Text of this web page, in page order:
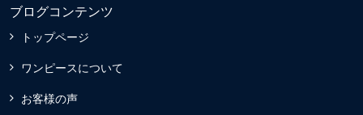
ブログコンテンツ
トップページ
ワンピースについて
お客様の声